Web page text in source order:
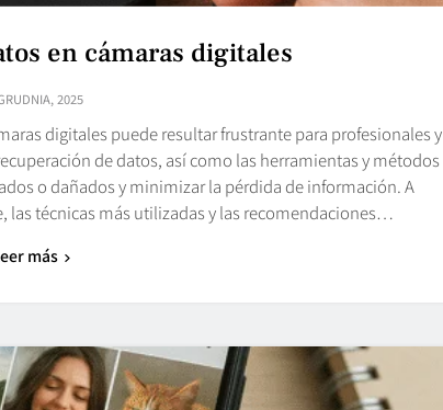
en cámaras digitales
2025
digitales puede resultar frustrante para profesionales y
de datos, así como las herramientas y métodos
o dañados y minimizar la pérdida de información. A
las técnicas más utilizadas y las recomendaciones…
más